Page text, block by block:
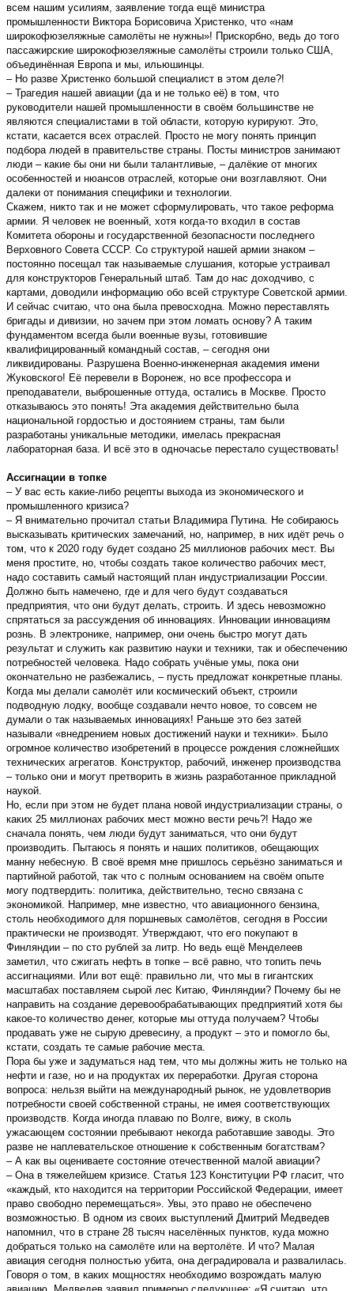
всем нашим усилиям, заявление тогда ещё министра
промышленности Виктора Борисовича Христенко, что «нам
широкофюзеляжные самолёты не нужны»! Прискорбно, ведь до того
пассажирские широкофюзеляжные самолёты строили только США,
объединённая Европа и мы, ильюшинцы.
– Но разве Христенко большой специалист в этом деле?!
– Трагедия нашей авиации (да и не только её) в том, что
руководители нашей промышленности в своём большинстве не
являются специалистами в той области, которую курируют. Это,
кстати, касается всех отраслей. Просто не могу понять принцип
подбора людей в правительстве страны. Посты министров занимают
люди – какие бы они ни были талантливые, – далёкие от многих
особенностей и нюансов отраслей, которые они возглавляют. Они
далеки от понимания специфики и технологии.
Скажем, никто так и не может сформулировать, что такое реформа
армии. Я человек не военный, хотя когда-то входил в состав
Комитета обороны и государственной безопасности последнего
Верховного Совета СССР. Со структурой нашей армии знаком –
постоянно посещал так называемые слушания, которые устраивал
для конструкторов Генеральный штаб. Там до нас доходчиво, с
картами, доводили информацию обо всей структуре Советской армии.
И сейчас считаю, что она была превосходна. Можно переставлять
бригады и дивизии, но зачем при этом ломать основу? А таким
фундаментом всегда были военные вузы, готовившие
квалифицированный командный состав, – сегодня они
ликвидированы. Разрушена Военно-инженерная академия имени
Жуковского! Её перевели в Воронеж, но все профессора и
преподаватели, выброшенные оттуда, остались в Москве. Просто
отказываюсь это понять! Эта академия действительно была
национальной гордостью и достоянием страны, там были
разработаны уникальные методики, имелась прекрасная
лабораторная база. И всё это в одночасье перестало существовать!
Ассигнации в топке
– У вас есть какие-либо рецепты выхода из экономического и
промышленного кризиса?
– Я внимательно прочитал статьи Владимира Путина. Не собираюсь
высказывать критических замечаний, но, например, в них идёт речь о
том, что к 2020 году будет создано 25 миллионов рабочих мест. Вы
меня простите, но, чтобы создать такое количество рабочих мест,
надо составить самый настоящий план индустриализации России.
Должно быть намечено, где и для чего будут создаваться
предприятия, что они будут делать, строить. И здесь невозможно
спрятаться за рассуждения об инновациях. Инновации инновациям
рознь. В электронике, например, они очень быстро могут дать
результат и служить как развитию науки и техники, так и обеспечению
потребностей человека. Надо собрать учёные умы, пока они
окончательно не разбежались, – пусть предложат конкретные планы.
Когда мы делали самолёт или космический объект, строили
подводную лодку, вообще создавали нечто новое, то совсем не
думали о так называемых инновациях! Раньше это без затей
называли «внедрением новых достижений науки и техники». Было
огромное количество изобретений в процессе рождения сложнейших
технических агрегатов. Конструктор, рабочий, инженер производства
– только они и могут претворить в жизнь разработанное прикладной
наукой.
Но, если при этом не будет плана новой индустриализации страны, о
каких 25 миллионах рабочих мест можно вести речь?! Надо же
сначала понять, чем люди будут заниматься, что они будут
производить. Пытаюсь я понять и наших политиков, обещающих
манну небесную. В своё время мне пришлось серьёзно заниматься и
партийной работой, так что с полным основанием на своём опыте
могу подтвердить: политика, действительно, тесно связана с
экономикой. Например, мне известно, что авиационного бензина,
столь необходимого для поршневых самолётов, сегодня в России
практически не производят. Утверждают, что его покупают в
Финляндии – по сто рублей за литр. Но ведь ещё Менделеев
заметил, что сжигать нефть в топке – всё равно, что топить печь
ассигнациями. Или вот ещё: правильно ли, что мы в гигантских
масштабах поставляем сырой лес Китаю, Финляндии? Почему бы не
направить на создание деревообрабатывающих предприятий хотя бы
какое-то количество денег, которые мы оттуда получаем? Чтобы
продавать уже не сырую древесину, а продукт – это и помогло бы,
кстати, создать те самые рабочие места.
Пора бы уже и задуматься над тем, что мы должны жить не только на
нефти и газе, но и на продуктах их переработки. Другая сторона
вопроса: нельзя выйти на международный рынок, не удовлетворив
потребности своей собственной страны, не имея соответствующих
производств. Когда иногда плаваю по Волге, вижу, в сколь
ужасающем состоянии пребывают некогда работавшие заводы. Это
разве не наплевательское отношение к собственным богатствам?
– А как вы оцениваете состояние отечественной малой авиации?
– Она в тяжелейшем кризисе. Статья 123 Конституции РФ гласит, что
«каждый, кто находится на территории Российской Федерации, имеет
право свободно перемещаться». Увы, это право не обеспечено
возможностью. В одном из своих выступлений Дмитрий Медведев
напомнил, что в стране 28 тысяч населённых пунктов, куда можно
добраться только на самолёте или на вертолёте. И что? Малая
авиация сегодня полностью убита, она деградировала и развалилась.
Говоря о том, в каких мощностях необходимо возрождать малую